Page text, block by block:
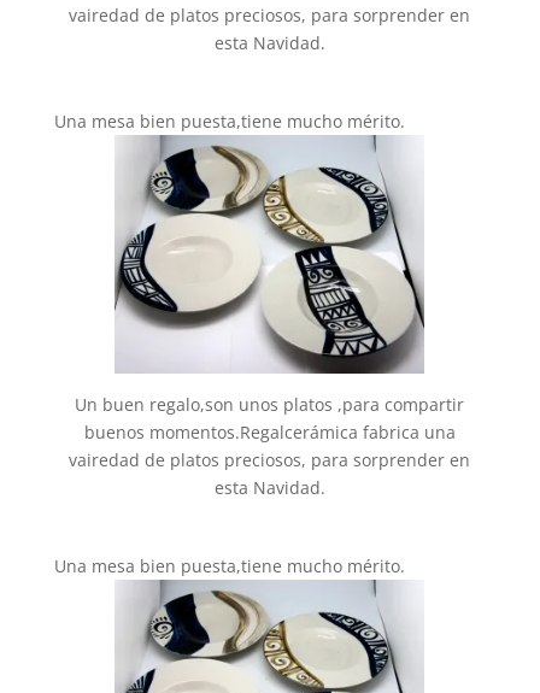
vairedad de platos preciosos, para sorprender en
esta Navidad.
Una mesa bien puesta,tiene mucho mérito.
Un buen regalo,son unos platos ,para compartir
buenos momentos.Regalcerámica fabrica una
vairedad de platos preciosos, para sorprender en
esta Navidad.
Una mesa bien puesta,tiene mucho mérito.